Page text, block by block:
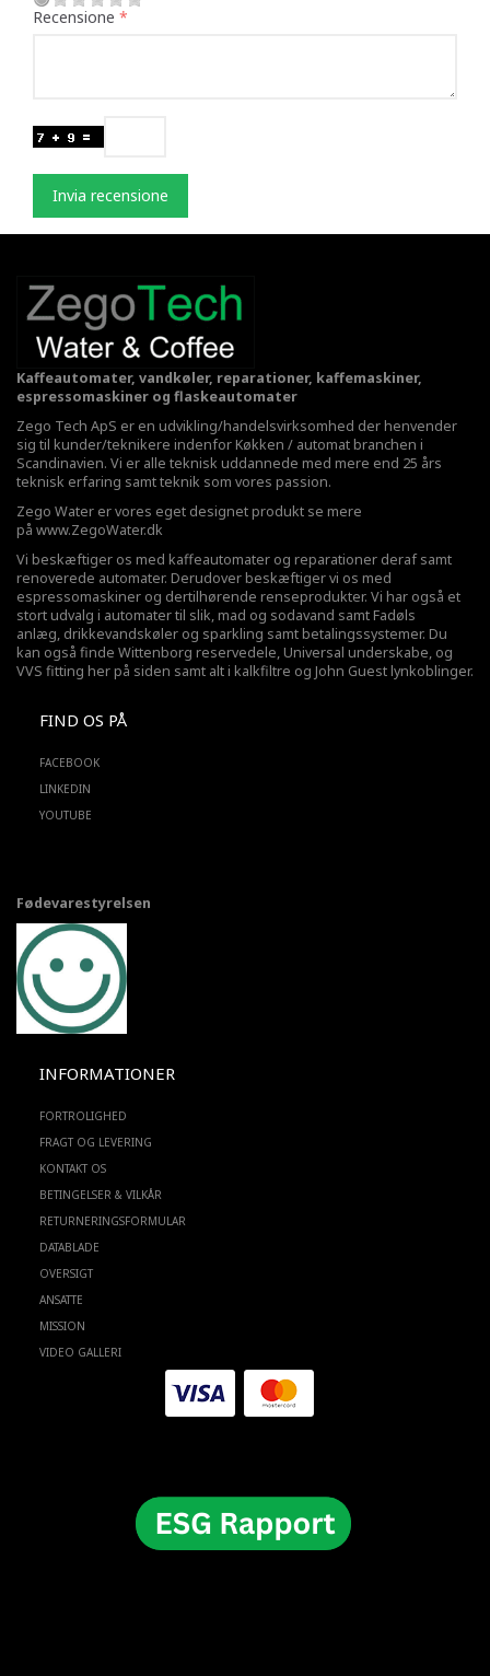
Recensione
Invia recensione
Kaffeautomater, vandkøler, reparationer, kaffemaskiner,
espressomaskiner og flaskeautomater
Zego Tech ApS er en udvikling/handelsvirksomhed der henvender
sig til kunder/teknikere indenfor Køkken / automat branchen i
Scandinavien. Vi er alle teknisk uddannede med mere end 25 års
teknisk erfaring samt teknik som vores passion.
Zego Water er vores eget designet produkt se mere
på www.ZegoWater.dk
Vi beskæftiger os med kaffeautomater og reparationer deraf samt
renoverede automater. Derudover beskæftiger vi os med
espressomaskiner og dertilhørende renseprodukter. Vi har også et
stort udvalg i automater til slik, mad og sodavand samt Fadøls
anlæg, drikkevandskøler og sparkling samt betalingssystemer. Du
kan også finde Wittenborg reservedele, Universal underskabe, og
VVS fitting her på siden samt alt i kalkfiltre og John Guest lynkoblinger.
FIND OS PÅ
FACEBOOK
LINKEDIN
YOUTUBE
Fødevarestyrelsen
INFORMATIONER
FORTROLIGHED
FRAGT OG LEVERING
KONTAKT OS
BETINGELSER & VILKÅR
RETURNERINGSFORMULAR
DATABLADE
OVERSIGT
ANSATTE
MISSION
VIDEO GALLERI